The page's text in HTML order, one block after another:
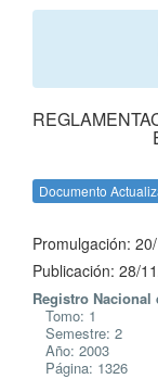
Documento
Promulgación:
Publicación: 28/
Registro Nacional
Tomo: 1
Semestre: 2
Año: 2003
Página: 1326